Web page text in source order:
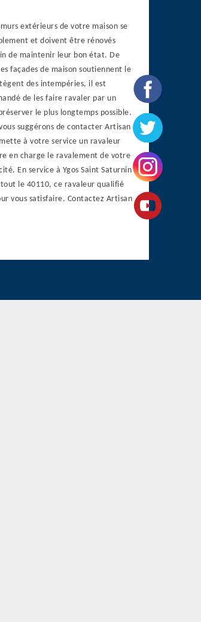
extérieurs de votre maison se
et doivent être rénovés
de maintenir leur bon état. De
façades de maison soutiennent le
des intempéries, il est
de les faire ravaler par un
le plus longtemps possible.
suggérons de contacter Artisan
à votre service un ravaleur
en charge le ravalement de votre
En service à Ygos Saint Saturnin
le 40110, ce ravaleur qualifié
vous satisfaire. Contactez Artisan